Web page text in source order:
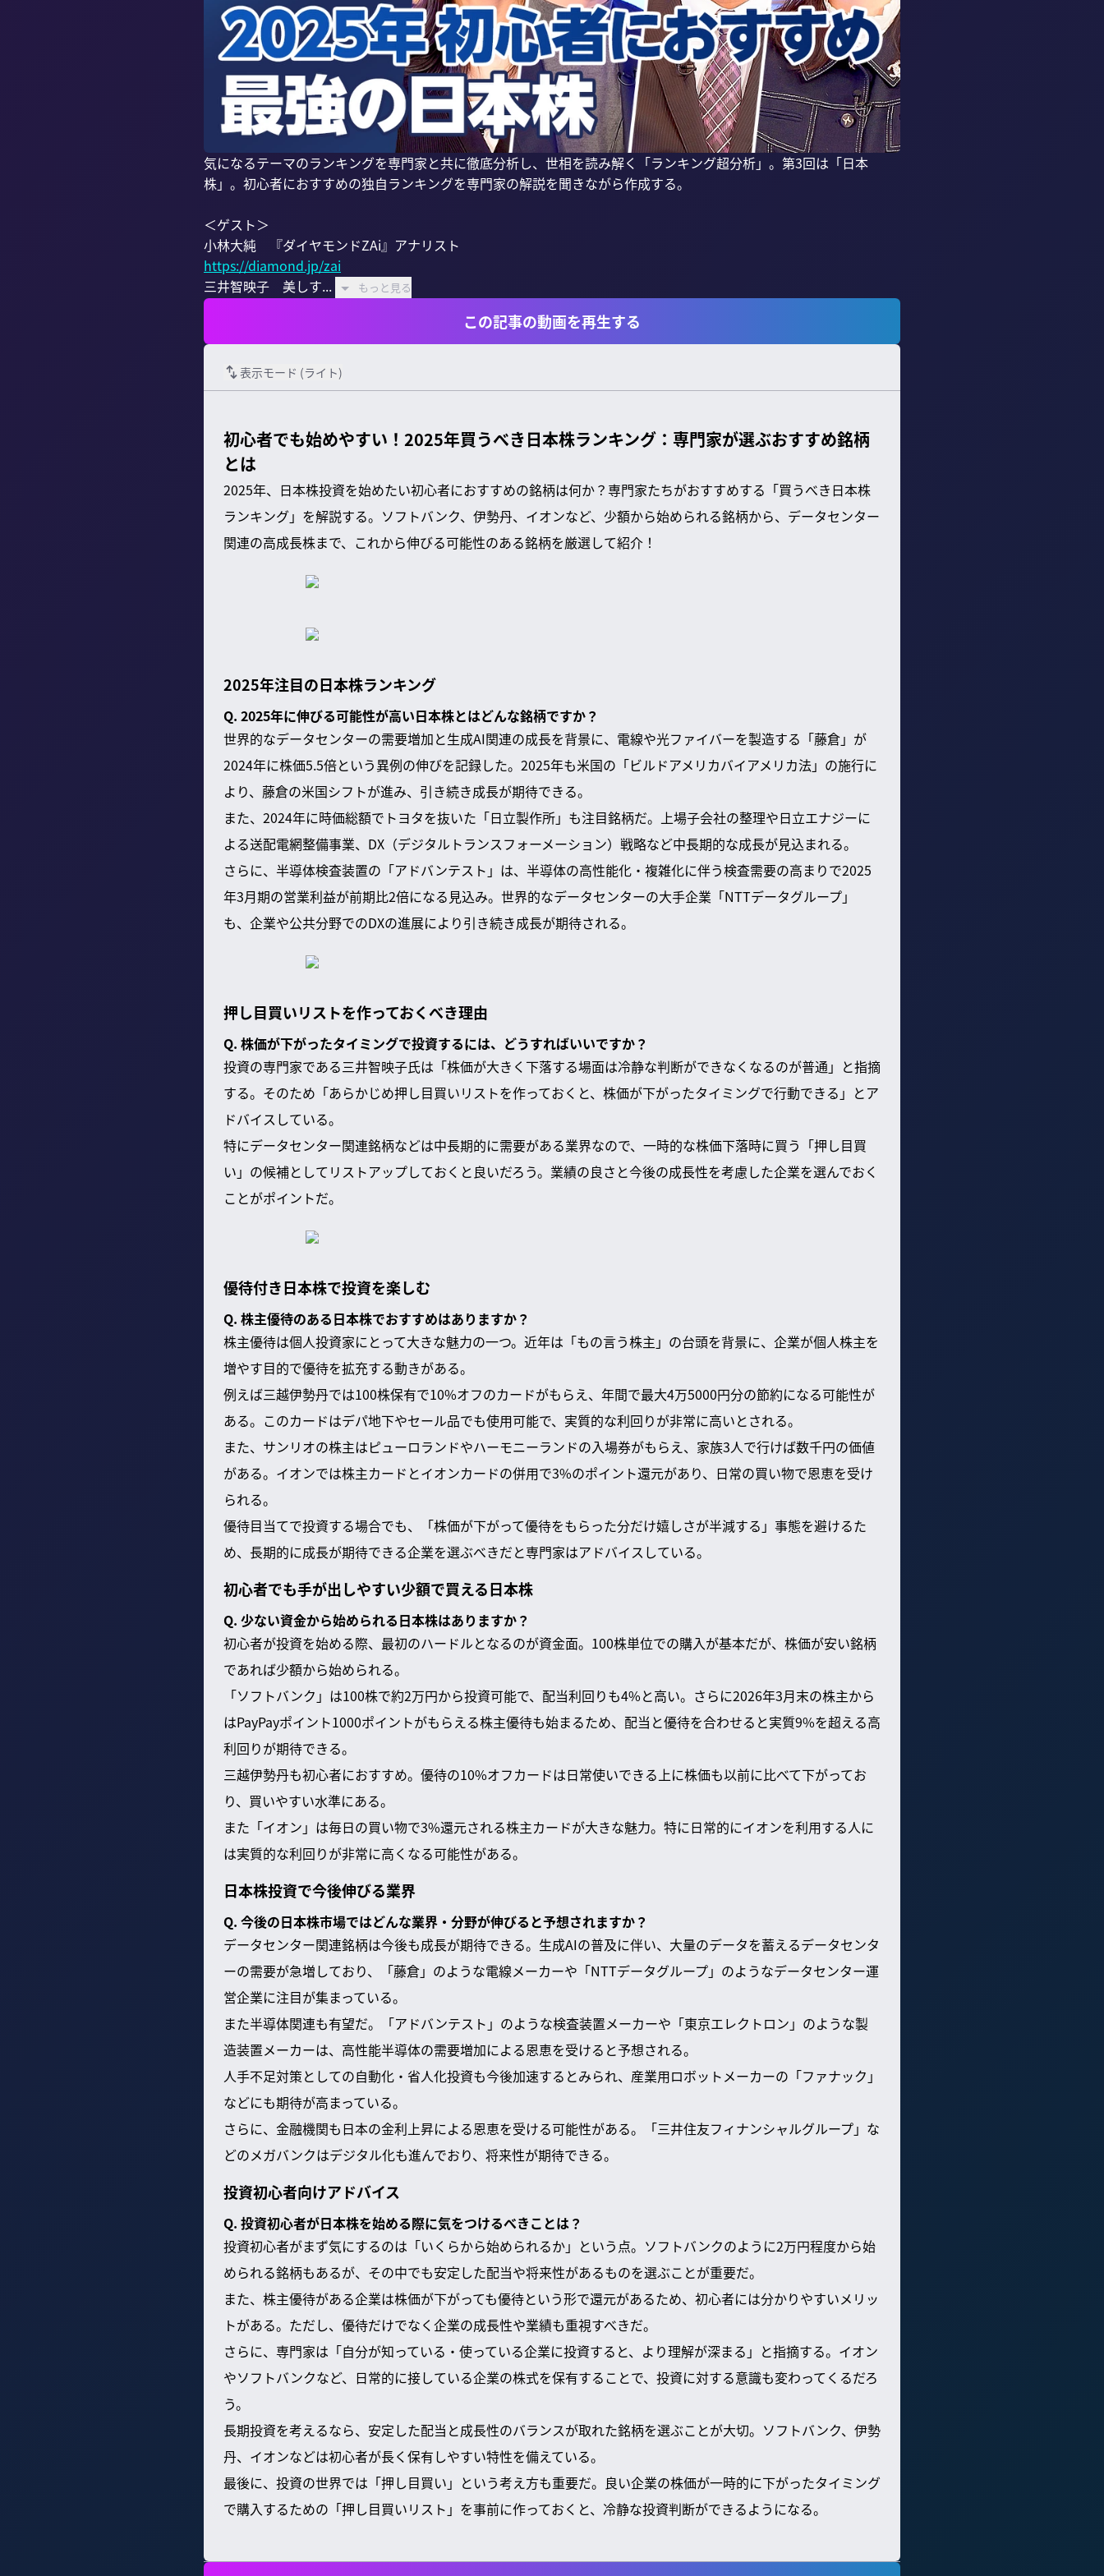
気になるテーマのランキングを専門家と共に徹底分析し、世相を読み解く「ランキング超分析」。第3回は「日本
株」。初心者におすすめの独自ランキングを専門家の解説を聞きながら作成する。
＜ゲスト＞
https://diamond.jp/zai
三井智映子　美しす...
もっと見る
この記事の動画を再生する
表示モード (ライト)
初心者でも始めやすい！2025年買うべき日本株ランキング：専門家が選ぶおすすめ銘柄
とは
2025年、日本株投資を始めたい初心者におすすめの銘柄は何か？専門家たちがおすすめする「買うべき日本株
ランキング」を解説する。ソフトバンク、伊勢丹、イオンなど、少額から始められる銘柄から、データセンター
関連の高成長株まで、これから伸びる可能性のある銘柄を厳選して紹介！
2025年注目の日本株ランキング
Q. 2025年に伸びる可能性が高い日本株とはどんな銘柄ですか？
世界的なデータセンターの需要増加と生成AI関連の成長を背景に、電線や光ファイバーを製造する「藤倉」が
2024年に株価5.5倍という異例の伸びを記録した。2025年も米国の「ビルドアメリカバイアメリカ法」の施行に
より、藤倉の米国シフトが進み、引き続き成長が期待できる。
また、2024年に時価総額でトヨタを抜いた「日立製作所」も注目銘柄だ。上場子会社の整理や日立エナジーに
よる送配電網整備事業、DX（デジタルトランスフォーメーション）戦略など中長期的な成長が見込まれる。
さらに、半導体検査装置の「アドバンテスト」は、半導体の高性能化・複雑化に伴う検査需要の高まりで2025
年3月期の営業利益が前期比2倍になる見込み。世界的なデータセンターの大手企業「NTTデータグループ」
も、企業や公共分野でのDXの進展により引き続き成長が期待される。
押し目買いリストを作っておくべき理由
Q. 株価が下がったタイミングで投資するには、どうすればいいですか？
投資の専門家である三井智映子氏は「株価が大きく下落する場面は冷静な判断ができなくなるのが普通」と指摘
する。そのため「あらかじめ押し目買いリストを作っておくと、株価が下がったタイミングで行動できる」とア
ドバイスしている。
特にデータセンター関連銘柄などは中長期的に需要がある業界なので、一時的な株価下落時に買う「押し目買
い」の候補としてリストアップしておくと良いだろう。業績の良さと今後の成長性を考慮した企業を選んでおく
ことがポイントだ。
優待付き日本株で投資を楽しむ
Q. 株主優待のある日本株でおすすめはありますか？
株主優待は個人投資家にとって大きな魅力の一つ。近年は「もの言う株主」の台頭を背景に、企業が個人株主を
増やす目的で優待を拡充する動きがある。
例えば三越伊勢丹では100株保有で10%オフのカードがもらえ、年間で最大4万5000円分の節約になる可能性が
ある。このカードはデパ地下やセール品でも使用可能で、実質的な利回りが非常に高いとされる。
また、サンリオの株主はピューロランドやハーモニーランドの入場券がもらえ、家族3人で行けば数千円の価値
がある。イオンでは株主カードとイオンカードの併用で3%のポイント還元があり、日常の買い物で恩恵を受け
られる。
優待目当てで投資する場合でも、「株価が下がって優待をもらった分だけ嬉しさが半減する」事態を避けるた
め、長期的に成長が期待できる企業を選ぶべきだと専門家はアドバイスしている。
初心者でも手が出しやすい少額で買える日本株
Q. 少ない資金から始められる日本株はありますか？
初心者が投資を始める際、最初のハードルとなるのが資金面。100株単位での購入が基本だが、株価が安い銘柄
であれば少額から始められる。
「ソフトバンク」は100株で約2万円から投資可能で、配当利回りも4%と高い。さらに2026年3月末の株主から
はPayPayポイント1000ポイントがもらえる株主優待も始まるため、配当と優待を合わせると実質9%を超える高
利回りが期待できる。
三越伊勢丹も初心者におすすめ。優待の10%オフカードは日常使いできる上に株価も以前に比べて下がってお
り、買いやすい水準にある。
また「イオン」は毎日の買い物で3%還元される株主カードが大きな魅力。特に日常的にイオンを利用する人に
は実質的な利回りが非常に高くなる可能性がある。
日本株投資で今後伸びる業界
Q. 今後の日本株市場ではどんな業界・分野が伸びると予想されますか？
データセンター関連銘柄は今後も成長が期待できる。生成AIの普及に伴い、大量のデータを蓄えるデータセンタ
ーの需要が急増しており、「藤倉」のような電線メーカーや「NTTデータグループ」のようなデータセンター運
営企業に注目が集まっている。
また半導体関連も有望だ。「アドバンテスト」のような検査装置メーカーや「東京エレクトロン」のような製
造装置メーカーは、高性能半導体の需要増加による恩恵を受けると予想される。
人手不足対策としての自動化・省人化投資も今後加速するとみられ、産業用ロボットメーカーの「ファナック」
などにも期待が高まっている。
さらに、金融機関も日本の金利上昇による恩恵を受ける可能性がある。「三井住友フィナンシャルグループ」な
どのメガバンクはデジタル化も進んでおり、将来性が期待できる。
投資初心者向けアドバイス
Q. 投資初心者が日本株を始める際に気をつけるべきことは？
投資初心者がまず気にするのは「いくらから始められるか」という点。ソフトバンクのように2万円程度から始
められる銘柄もあるが、その中でも安定した配当や将来性があるものを選ぶことが重要だ。
また、株主優待がある企業は株価が下がっても優待という形で還元があるため、初心者には分かりやすいメリッ
トがある。ただし、優待だけでなく企業の成長性や業績も重視すべきだ。
さらに、専門家は「自分が知っている・使っている企業に投資すると、より理解が深まる」と指摘する。イオン
やソフトバンクなど、日常的に接している企業の株式を保有することで、投資に対する意識も変わってくるだろ
う。
長期投資を考えるなら、安定した配当と成長性のバランスが取れた銘柄を選ぶことが大切。ソフトバンク、伊勢
丹、イオンなどは初心者が長く保有しやすい特性を備えている。
最後に、投資の世界では「押し目買い」という考え方も重要だ。良い企業の株価が一時的に下がったタイミング
で購入するための「押し目買いリスト」を事前に作っておくと、冷静な投資判断ができるようになる。